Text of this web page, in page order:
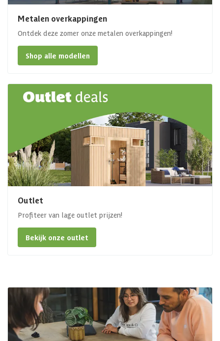
Metalen overkappingen
Ontdek deze zomer onze metalen overkappingen!
Shop alle modellen
Outlet
Profiteer van lage outlet prijzen!
Bekijk onze outlet